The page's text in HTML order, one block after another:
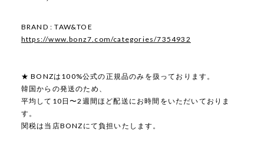
BRAND : TAW&TOE
https://www.bonz7.com/categories/7354932
★ BONZは100%公式の正規品のみを扱っております。
韓国からの発送のため、
平均して10日〜2週間ほど配送にお時間をいただいておりま
す。
関税は当店BONZにて負担いたします。